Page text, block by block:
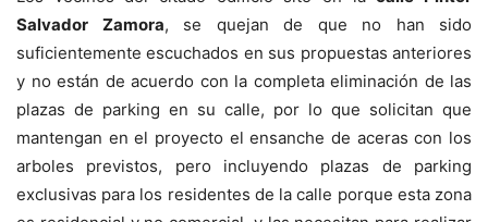
Salvador Zamora, se quejan de que no han sido
suficientemente escuchados en sus propuestas anteriores
y no están de acuerdo con la completa eliminación de las
plazas de parking en su calle, por lo que solicitan que
mantengan en el proyecto el ensanche de aceras con los
arboles previstos, pero incluyendo plazas de parking
exclusivas para los residentes de la calle porque esta zona